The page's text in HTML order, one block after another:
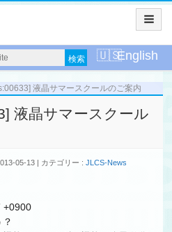
English
液晶サマースクールのご案内
液晶サマースクール
05-13 カテゴリー :JLCS-News
+0900